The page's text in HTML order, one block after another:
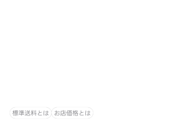
標準送料とは お店価格とは